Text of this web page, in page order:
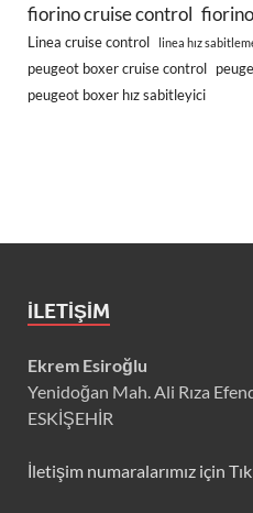
fiorino cruise control
Linea cruise control linea hız
peugeot boxer cruise control
peugeot boxer hız sabitleyici
İLETIŞIM
Ekrem Esiroğlu
Yenidoğan Mah. Ali Rıza
ESKİŞEHİR
İletişim numaralarımız için